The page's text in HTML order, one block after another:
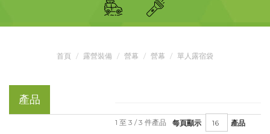
首頁 露營裝備 營幕 營幕 單人露宿袋
產品
每頁顯示 產品
1 至 3 / 3 件產品